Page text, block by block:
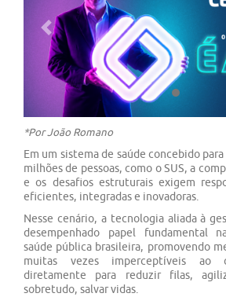
Previous
*Por João Romano
Em um sistema de saúde concebido
milhões de pessoas, como o SUS, a
e os desafios estruturais exigem
eficientes, integradas e inovadoras.
Nesse cenário, a tecnologia aliada à
desempenhado papel fundamental
saúde pública brasileira, promovendo
muitas vezes imperceptíveis ao
diretamente para reduzir filas,
sobretudo, salvar vidas.